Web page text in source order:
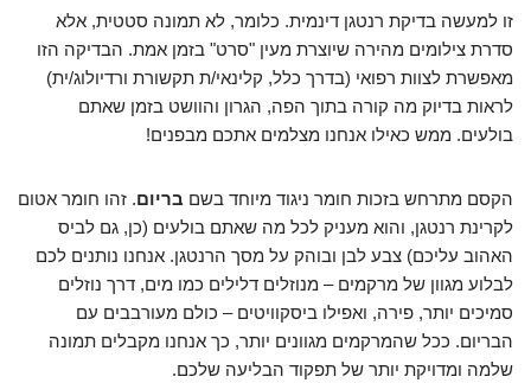
זו למעשה בדיקת רנטגן דינמית. כלומר, לא תמונה סטטית, אלא
סדרת צילומים מהירה שיוצרת מעין "סרט" בזמן אמת. הבדיקה הזו
מאפשרת לצוות רפואי (בדרך כלל, קלינאי/ת תקשורת ורדיולוג/ית)
לראות בדיוק מה קורה בתוך הפה, הגרון והוושט בזמן שאתם
בולעים. ממש כאילו אנחנו מצלמים אתכם מבפנים!
הקסם מתרחש בזכות חומר ניגוד מיוחד בשם בריום. זהו חומר אטום
לקרינת רנטגן, והוא מעניק לכל מה שאתם בולעים (כן, גם לביס
האהוב עליכם) צבע לבן ובוהק על מסך הרנטגן. אנחנו נותנים לכם
לבלוע מגוון של מרקמים – מנוזלים דלילים כמו מים, דרך נוזלים
סמיכים יותר, פירה, ואפילו ביסקוויטים – כולם מעורבבים עם
הבריום. ככל שהמרקמים מגוונים יותר, כך אנחנו מקבלים תמונה
שלמה ומדויקת יותר של תפקוד הבליעה שלכם.